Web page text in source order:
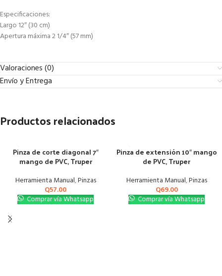
Especificaciones:
Largo 12″ (30 cm)
Apertura máxima 2 1/4″ (57 mm)
Valoraciones (0)
Envío y Entrega
Productos relacionados
Pinza de corte diagonal 7″
mango de PVC, Truper
Herramienta Manual,Pinzas
Q57.00
Comprar vía Whatsapp
Pinza de extensión 10″ mango
de PVC, Truper
Herramienta Manual,Pinzas
Q69.00
Comprar vía Whatsapp